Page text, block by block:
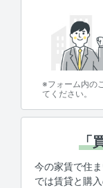
※フォーム内の
てください。
「
今の家賃で住
では賃貸と購